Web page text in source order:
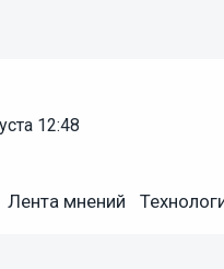
12:48
Лента мнений